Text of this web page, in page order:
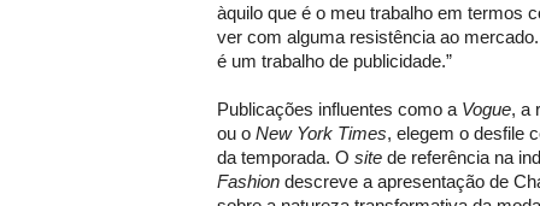
àquilo que é o meu trabalho em termos
ver com alguma resistência ao
é um trabalho de publicidade.”
Publicações influentes como a Vogue, a
ou o New York Times, elegem o desfile
da temporada. O site de referência na
Fashion descreve a apresentação de